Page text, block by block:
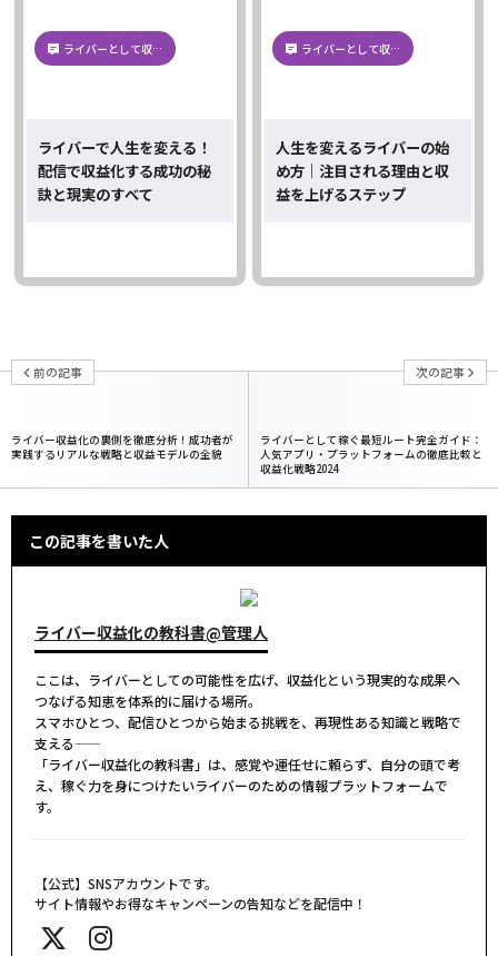
ライバーとして収…
ライバーで人生を変える！
配信で収益化する成功の秘
訣と現実のすべて
ライバーとして収…
人生を変えるライバーの始
め方｜注目される理由と収
益を上げるステップ
前の記事
ライバー収益化の裏側を徹底分析！成功者が
実践するリアルな戦略と収益モデルの全貌
次の記事
ライバーとして稼ぐ最短ルート完全ガイド：
人気アプリ・プラットフォームの徹底比較と
収益化戦略2024
この記事を書いた人
ライバー収益化の教科書@管理人
ここは、ライバーとしての可能性を広げ、収益化という現実的な成果へ
つなげる知恵を体系的に届ける場所。
スマホひとつ、配信ひとつから始まる挑戦を、再現性ある知識と戦略で
支える――
「ライバー収益化の教科書」は、感覚や運任せに頼らず、自分の頭で考
え、稼ぐ力を身につけたいライバーのための情報プラットフォームで
す。
【公式】SNSアカウントです。
サイト情報やお得なキャンペーンの告知などを配信中！